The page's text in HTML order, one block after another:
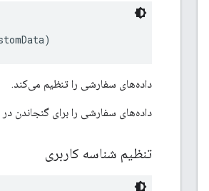
داده‌های سفارشی را تنظیم می‌کند.
داده‌های سفارشی را برای گنجاندن
تنظیم شناسه کاربری